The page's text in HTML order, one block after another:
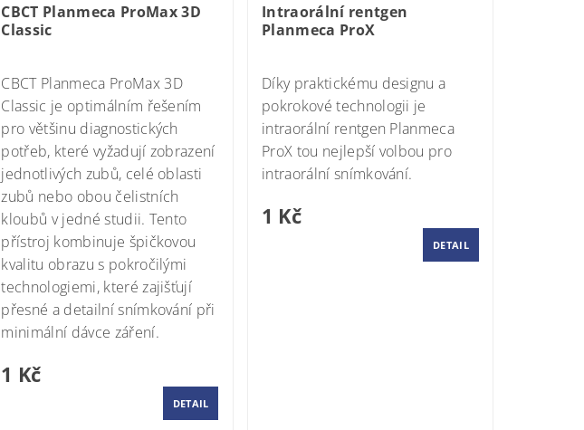
CBCT Planmeca ProMax 3D
Classic
CBCT Planmeca ProMax 3D
Classic je optimálním řešením
pro většinu diagnostických
potřeb, které vyžadují zobrazení
jednotlivých zubů, celé oblasti
zubů nebo obou čelistních
kloubů v jedné studii. Tento
přístroj kombinuje špičkovou
kvalitu obrazu s pokročilými
technologiemi, které zajišťují
přesné a detailní snímkování při
minimální dávce záření.
1 Kč
DETAIL
Intraorální rentgen
Planmeca ProX
Díky praktickému designu a
pokrokové technologii je
intraorální rentgen Planmeca
ProX tou nejlepší volbou pro
intraorální snímkování.
1 Kč
DETAIL